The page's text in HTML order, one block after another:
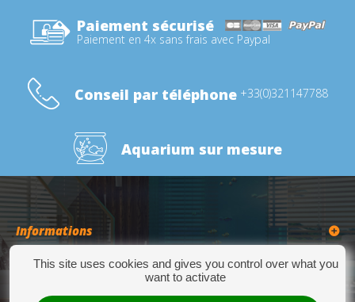
Paiement sécurisé
Paiement en 4x sans frais avec Paypal
Conseil par téléphone +33(0)321147788
Aquarium sur mesure
Informations
Catégories
This site uses cookies and gives you control over what you
want to activate